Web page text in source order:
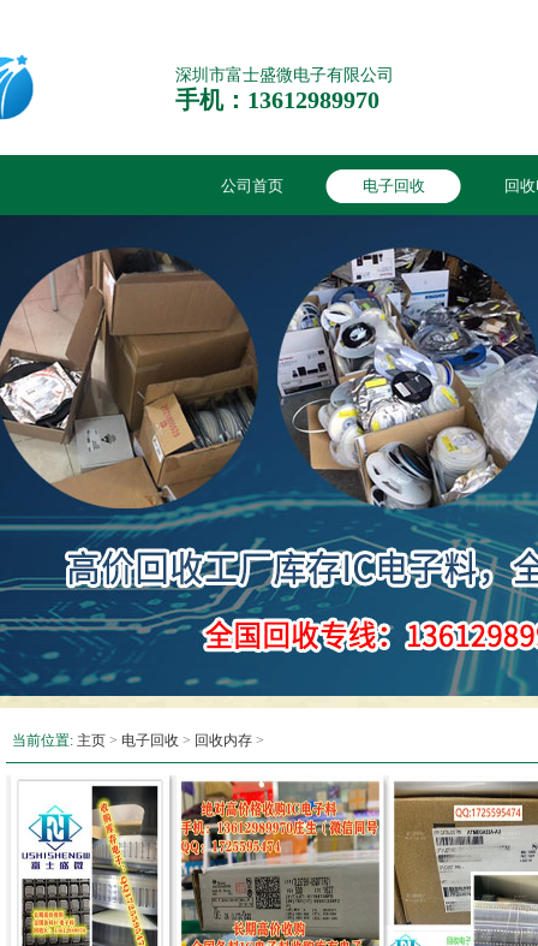
深圳市富士盛微电子有限公司
手机：13612989970
公司首页 电子回收 回
当前位置: 主页 > 电子回收 > 回收内存 >